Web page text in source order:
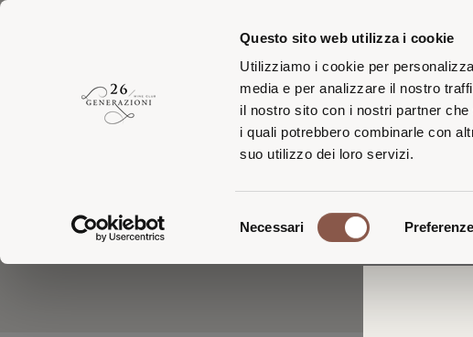
Questo sito web utilizza i cookie
Utilizziamo i cookie per
media e per analizzare il nostro
il nostro sito con i nostri partner
i quali potrebbero combinarle con
suo utilizzo dei loro servizi.
del
Necessari Preferenze
Iscriviti alla